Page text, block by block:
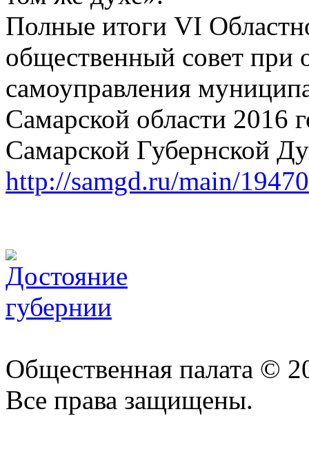
Полные итоги VI
общественный совет при
самоуправления
Самарской области 2016
Самарской Губернской
http://samgd.ru/main/
Общественная палата ©
Все права защищены.